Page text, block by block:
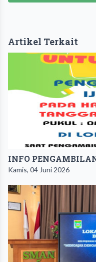
Artikel Terkait
INFO
Kamis, 04 Juni 2026